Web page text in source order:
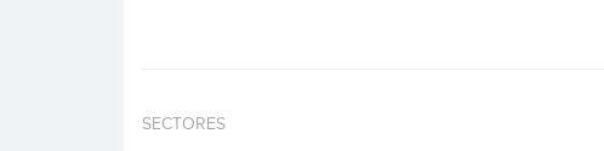
SECTORES